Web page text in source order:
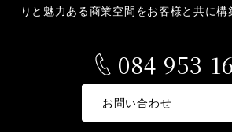
りと魅力ある商業空間をお客様と共に構
084-953-
お問い合わせ